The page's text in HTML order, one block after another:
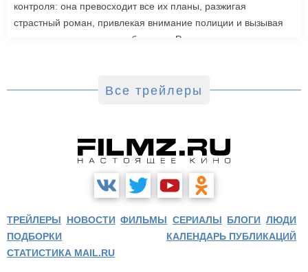
контроля: она превосходит все их планы, разжигая
страстный роман, привлекая внимание полиции и вызывая
радикальную реакцию в обществе. Роли также исполнили
выйдет в зарубежный прокат 6 марта.
Все трейлеры
ТРЕЙЛЕРЫ НОВОСТИ ФИЛЬМЫ СЕРИАЛЫ БЛОГИ ЛЮДИ
ПОДБОРКИ
КАЛЕНДАРЬ ПУБЛИКАЦИЙ
СТАТИСТИКА MAIL.RU